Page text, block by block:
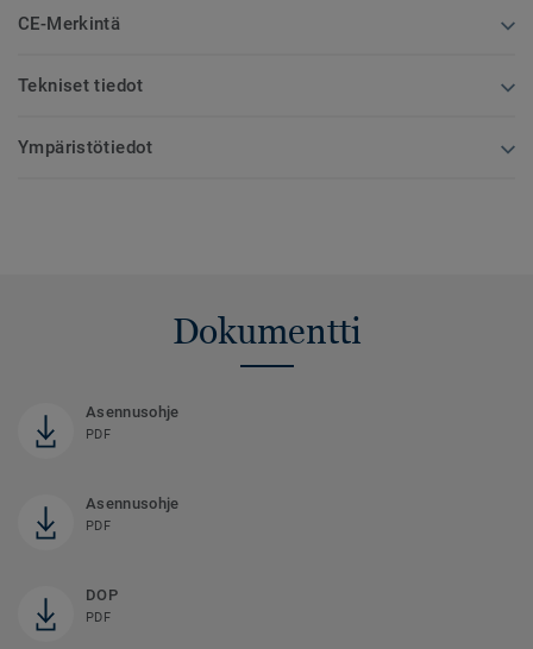
CE-Merkintä
Tekniset tiedot
Ympäristötiedot
Dokumentti
Asennusohje
PDF
Asennusohje
PDF
DOP
PDF